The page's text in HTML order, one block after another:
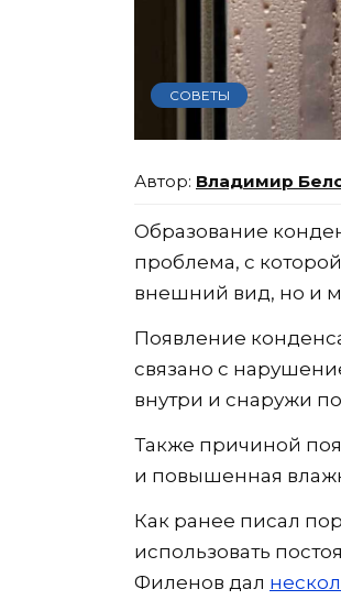
СОВЕТЫ
Владимир
Образование
проблема, с
внешний вид, но и
Появление
связано с
внутри и снаружи
Также причиной
и повышенная
Как ранее писал
использовать
Филенов дал